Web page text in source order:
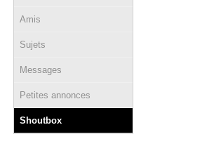
Amis
Sujets
Messages
Petites annonces
Shoutbox